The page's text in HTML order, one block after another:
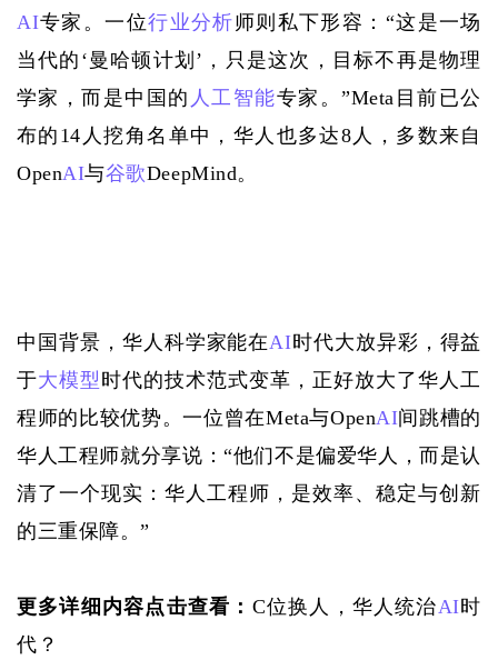
AI专家。一位行业分析师则私下形容：“这是一场
当代的‘曼哈顿计划’，只是这次，目标不再是物理
学家，而是中国的 人工智能专家。”Meta目前已公
布的14人挖角名单中，华人也多达8人，多数来自
OpenAI与谷歌DeepMind。
中国背景，华人科学家能在AI时代大放异彩，得益
于大模型 时代的技术范式变革，正好放大了华人工
程师的比较优势。一位曾在Meta与OpenAI间跳槽的
华人工程师就分享说：“他们不是偏爱华人，而是认
清了一个现实：华人工程师，是效率、稳定与创新
的三重保障。”
更多详细内容点击查看： C位换人，华人统治AI时
代？